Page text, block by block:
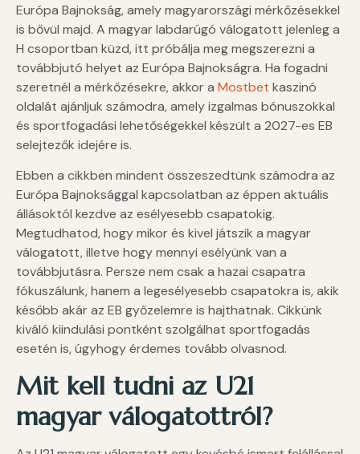
Európa Bajnokság, amely magyarországi mérkőzésekkel
is bővül majd. A magyar labdarúgó válogatott jelenleg a
H csoportban küzd, itt próbálja meg megszerezni a
továbbjutó helyet az Európa Bajnokságra. Ha fogadni
szeretnél a mérkőzésekre, akkor a Mostbet kaszinó
oldalát ajánljuk számodra, amely izgalmas bónuszokkal
és sportfogadási lehetőségekkel készült a 2027-es EB
selejtezők idejére is.
Ebben a cikkben mindent összeszedtünk számodra az
Európa Bajnoksággal kapcsolatban az éppen aktuális
állásoktól kezdve az esélyesebb csapatokig.
Megtudhatod, hogy mikor és kivel játszik a magyar
válogatott, illetve hogy mennyi esélyünk van a
továbbjutásra. Persze nem csak a hazai csapatra
fókuszálunk, hanem a legesélyesebb csapatokra is, akik
később akár az EB győzelemre is hajthatnak. Cikkünk
kiváló kiindulási pontként szolgálhat sportfogadás
esetén is, úgyhogy érdemes tovább olvasnod.
Mit kell tudni az U21
magyar válogatottról?